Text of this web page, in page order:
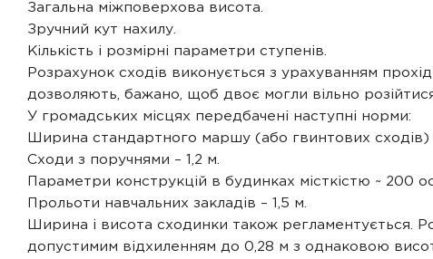
Загальна міжповерхова висота.
Зручний кут нахилу.
Кількість і розмірні параметри ступенів.
Розрахунок сходів виконується з урахуванням
дозволяють, бажано, щоб двоє могли вільно
У громадських місцях передбачені наступні норми:
Ширина стандартного маршу (або гвинтових сходів)
Сходи з поручнями – 1,2 м.
Параметри конструкцій в будинках місткістю ~ 200
Прольоти навчальних закладів – 1,5 м.
Ширина і висота сходинки також регламентується.
допустимим відхиленням до 0,28 м з однаковою